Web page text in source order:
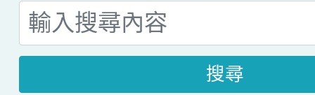
搜尋